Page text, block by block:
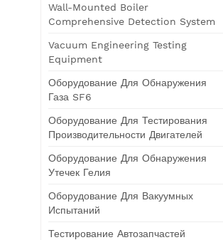
Wall-Mounted Boiler
Comprehensive Detection System
Vacuum Engineering Testing
Equipment
Оборудование Для Обнаружения
Газа SF6
Оборудование Для Тестирования
Производительности Двигателей
Оборудование Для Обнаружения
Утечек Гелия
Оборудование Для Вакуумных
Испытаний
Тестирование Автозапчастей